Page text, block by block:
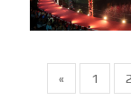
« 1 2